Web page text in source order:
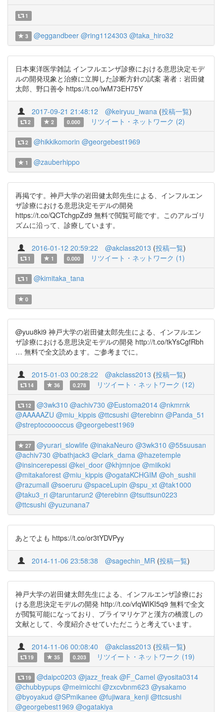
1
3 @eggandbeer @ring1124303 @taka_hiro32
日本東洋医学雑誌 インフルエンザ診療における意思決定モデ
ルの開発現象と治療に立脚した診断方針の試案 著者：岩田健
太郎、野口善令 https://t.co/lwM73EH75Y
2017-09-21 21:48:12 @keiryuu_iwana (投稿一覧)
2 2 0.000 リツイート・ネットワーク (2)
2 @hikkikomorin @georgebest1969
1 @zauberhippo
再掲です。神戸大学の岩田健太郎先生による、インフルエン
ザ診療における意思決定モデルの開発
https://t.co/QCTchgpZd9 無料で閲覧可能です。このアルゴリ
ズムに沿って、診療しています。
2016-01-12 20:59:22 @akclass2013 (投稿一覧)
1 1 0.000 リツイート・ネットワーク (1)
1 @kimitaka_tana
0
@yuu8ki9 神戸大学の岩田健太郎先生による、インフルエン
ザ診療における意思決定モデルの開発 http://t.co/tkYsCgfRbh
… 無料で全文読めます。ご参考までに。
2015-01-03 00:28:22 @akclass2013 (投稿一覧)
14 36 0.278 リツイート・ネットワーク (12)
12 @3wk310 @achiv730 @Eustoma2014 @nkmrnk
@AAAAAZU @miu_kippis @ttcsushi @terebinn @Panda_51
@streptocoooccus @georgebest1969
27 @yurari_slowlife @inakaNeuro @3wk310 @55suusan
@achiv730 @bathjack3 @clark_dama @hazetemple
@insincerepessi @kei_door @khjmnjoe @miikoki
@mitakaforest @miu_kippis @ogataKCHGIM @oh_sushii
@razumall @soeruru @spaceLupin @spu_xt @tak1000
@taku3_ri @taruntarun2 @terebinn @tsuttsun0223
@ttcsushi @yuzunana7
あとでよも https://t.co/or3tYDVPyy
2014-11-06 23:58:38 @sagechin_MR (投稿一覧)
神戸大学の岩田健太郎先生による、インフルエンザ診療にお
ける意思決定モデルの開発 http://t.co/vfqWIKI5q9 無料で全文
が閲覧可能になっており、プライマリケアと漢方の橋渡しの
文献として、今度紹介させていただこうと考えています。
2014-11-06 00:08:40 @akclass2013 (投稿一覧)
19 35 0.203 リツイート・ネットワーク (19)
19 @daipc0203 @jazz_freak @F_Camel @yosita0314
@chubbypups @meimicchi @zxcvbnm623 @ysakamo
@byoyakud @SPmikanee @fujiwara_kenji @ttcsushi
@georgebest1969 @ogatakiya